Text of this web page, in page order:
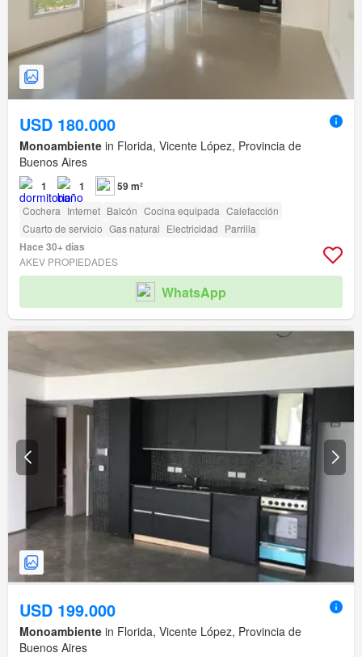
USD 180.000
Monoambiente in Florida, Vicente López, Provincia de
Buenos Aires
1 1 59 m²
Cochera Internet Balcón Cocina equipada Calefacción
Cuarto de servicio Gas natural Electricidad Parrilla
Hace 30+ días
AKEV PROPIEDADES
WhatsApp
USD 199.000
Monoambiente in Florida, Vicente López, Provincia de
Buenos Aires